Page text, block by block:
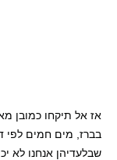
אז אל תיקחו כמובן
בברז, מים חמים לפי
שבלעדיהן אנחנו לא